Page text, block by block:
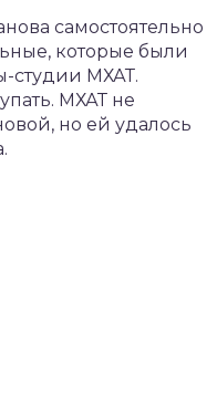
самостоятельно
которые были
студии МХАТ.
МХАТ не
но ей удалось